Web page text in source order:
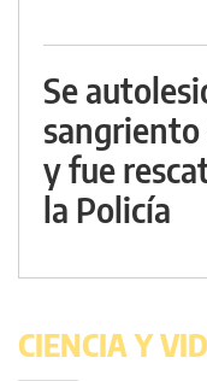
Se
sangriento
y fue
la Policía
CIENCIA Y